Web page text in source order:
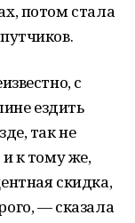
потом стала
с
ездить
так не
к тому же,
скидка,
— сказала